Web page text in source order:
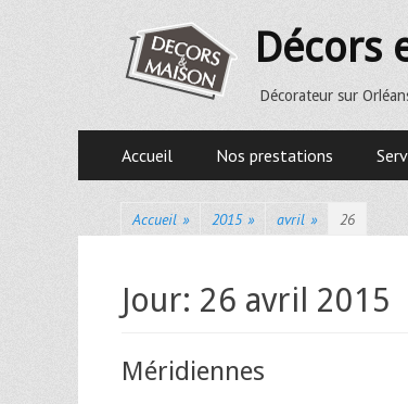
Décors
Décorateur sur
Premier menu
Accueil Nos prestations
Accueil » 2015 » avril » 26
Jour: 26 avril 2015
Méridiennes